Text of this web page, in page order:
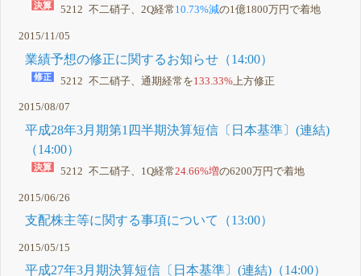
5212 不二硝子、2Q経常10.73%減の1億1800万円で着地
2015/11/05
業績予想の修正に関するお知らせ（14:00）
5212 不二硝子、通期経常を133.33% 上方修正
2015/08/07
平成28年3月期第1四半期決算短信〔日本基準〕(連結)
（14:00）
5212 不二硝子、1Q経常24.66%増の6200万円で着地
2015/06/26
支配株主等に関する事項について（13:00）
2015/05/15
平成27年3月期決算短信〔日本基準〕(連結)（14:00）